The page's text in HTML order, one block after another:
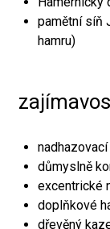
pamětní síň
hamru)
důmyslně
excentrické
doplňkové
dřevěný